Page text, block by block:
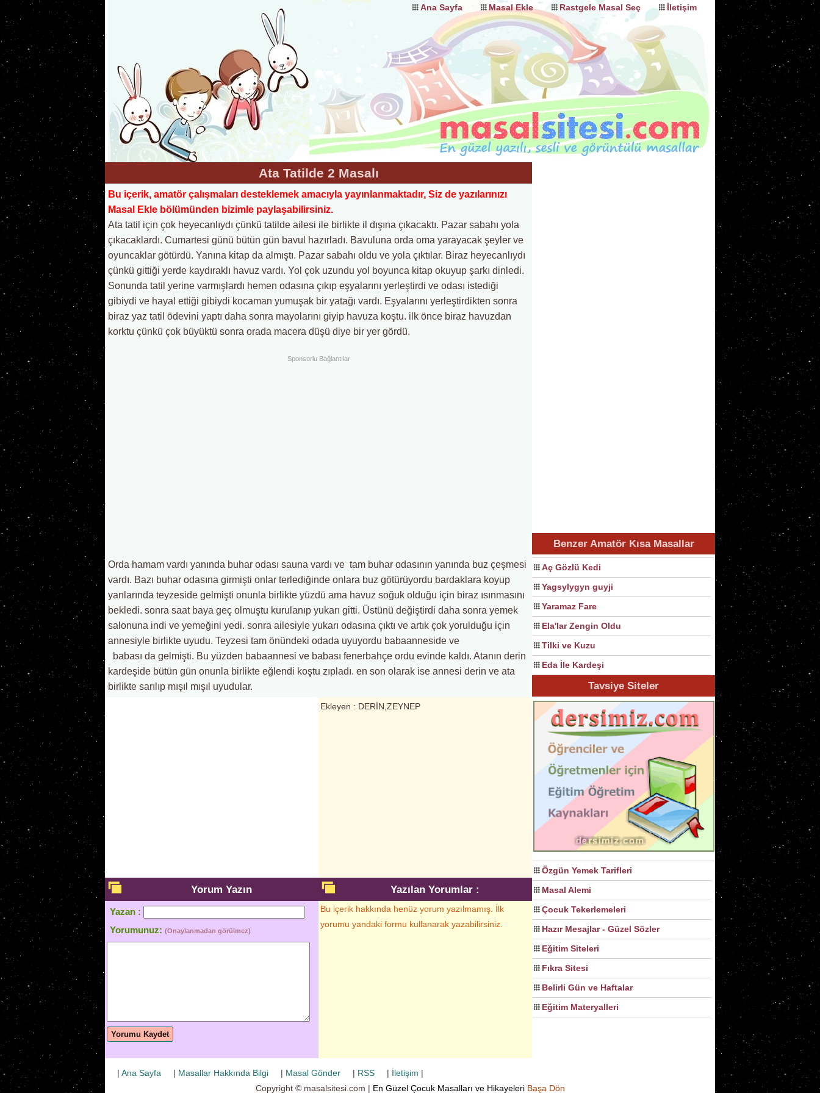
Ana Sayfa Masal Ekle Rastgele Masal Seç İletişim
Ata Tatilde 2 Masalı
Bu içerik, amatör çalışmaları desteklemek amacıyla yayınlanmaktadır, Siz de yazılarınızı
Masal Ekle bölümünden bizimle paylaşabilirsiniz.
Ata tatil için çok heyecanlıydı çünkü tatilde ailesi ile birlikte il dışına çıkacaktı. Pazar sabahı yola
çıkacaklardı. Cumartesi günü bütün gün bavul hazırladı. Bavuluna orda oma yarayacak şeyler ve
oyuncaklar götürdü. Yanına kitap da almıştı. Pazar sabahı oldu ve yola çıktılar. Biraz heyecanlıydı
çünkü gittiği yerde kaydıraklı havuz vardı. Yol çok uzundu yol boyunca kitap okuyup şarkı dinledi.
Sonunda tatil yerine varmışlardı hemen odasına çıkıp eşyalarını yerleştirdi ve odası istediği
gibiydi ve hayal ettiği gibiydi kocaman yumuşak bir yatağı vardı. Eşyalarını yerleştirdikten sonra
biraz yaz tatil ödevini yaptı daha sonra mayolarını giyip havuza koştu. ilk önce biraz havuzdan
korktu çünkü çok büyüktü sonra orada macera düşü diye bir yer gördü.
Sponsorlu Bağlantılar
Orda hamam vardı yanında buhar odası sauna vardı ve tam buhar odasının yanında buz çeşmesi
vardı. Bazı buhar odasına girmişti onlar terlediğinde onlara buz götürüyordu bardaklara koyup
yanlarında teyzeside gelmişti onunla birlikte yüzdü ama havuz soğuk olduğu için biraz ısınmasını
bekledi. sonra saat baya geç olmuştu kurulanıp yukarı gitti. Üstünü değiştirdi daha sonra yemek
salonuna indi ve yemeğini yedi. sonra ailesiyle yukarı odasına çıktı ve artık çok yorulduğu için
annesiyle birlikte uyudu. Teyzesi tam önündeki odada uyuyordu babaanneside ve
babası da gelmişti. Bu yüzden babaannesi ve babası fenerbahçe ordu evinde kaldı. Atanın derin
kardeşide bütün gün onunla birlikte eğlendi koştu zıpladı. en son olarak ise annesi derin ve ata
birlikte sarılıp mışıl mışıl uyudular.
Benzer Amatör Kısa Masallar
Aç Gözlü Kedi
Yagsylygyn guyji
Yaramaz Fare
Ela'lar Zengin Oldu
Tilki ve Kuzu
Eda İle Kardeşi
Tavsiye Siteler
Özgün Yemek Tarifleri
Masal Alemi
Çocuk Tekerlemeleri
Hazır Mesajlar - Güzel Sözler
Eğitim Siteleri
Fıkra Sitesi
Belirli Gün ve Haftalar
Eğitim Materyalleri
Ekleyen : DERİN,ZEYNEP
Yorum Yazın
Yazan :
Yorumunuz: (Onaylanmadan görülmez)
Yorumu Kaydet
Yazılan Yorumlar :
Bu içerik hakkında henüz yorum yazılmamış. İlk
yorumu yandaki formu kullanarak yazabilirsiniz.
| Ana Sayfa | Masallar Hakkında Bilgi | Masal Gönder | RSS | İletişim |
Copyright © masalsitesi.com | En Güzel Çocuk Masalları ve Hikayeleri Başa Dön